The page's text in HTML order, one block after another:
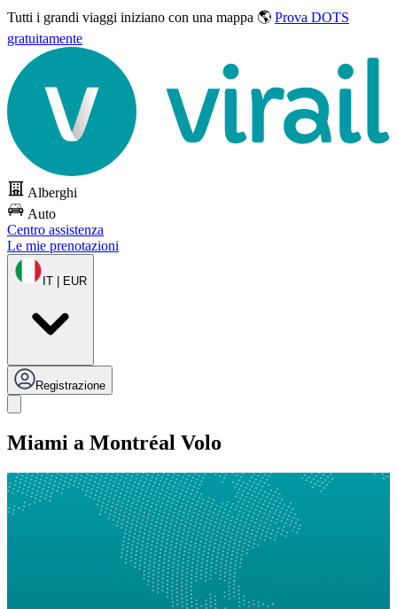
Tutti i grandi viaggi iniziano con una mappa 🌎 Prova DOTS
gratuitamente
Alberghi
Auto
Centro assistenza
Le mie prenotazioni
IT | EUR
Registrazione
Miami a Montréal Volo